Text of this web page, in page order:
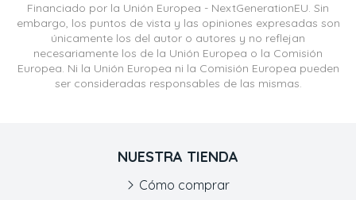
Financiado por la Unión Europea - NextGenerationEU. Sin
embargo, los puntos de vista y las opiniones expresadas son
únicamente los del autor o autores y no reflejan
necesariamente los de la Unión Europea o la Comisión
Europea. Ni la Unión Europea ni la Comisión Europea pueden
ser consideradas responsables de las mismas.
NUESTRA TIENDA
Cómo comprar